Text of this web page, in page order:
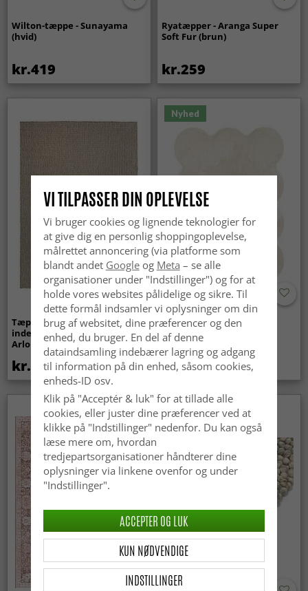
Wilton-tæppe - Sunayama
(hvid)
kr.419
Ryatæpper - Aranga Super
Soft Fur (brun)
kr.259
Tæpper til
indendørs/udendørs brug -
Arlo (beige)
kr.439
Nyhed
Bølget ryatæppe - Aranga
Super Soft Fur (beige)
kr.369
Nyhed
VI TILPASSER DIN OPLEVELSE
Vi bruger cookies og lignende teknologier for
at give dig en personlig shoppingoplevelse,
målrettet annoncering (via platforme som
blandt andet Googleog Meta – se alle
organisationer under "Indstillinger") og for at
holde vores websites pålidelige og sikre. Til
dette formål indsamler vi oplysninger om din
brug af websitet, dine præferencer og den
enhed, du bruger. En del af denne
dataindsamling indebærer lagring og adgang
til information på din enhed, såsom cookies,
enheds-ID osv.
Klik på "Acceptér & luk" for at tillade alle
cookies, eller juster dine præferencer ved at
klikke på "Indstillinger" nedenfor. Du kan også
læse mere om, hvordan
tredjepartsorganisationer håndterer dine
oplysninger via linkene ovenfor og under
"Indstillinger".
INDSTILLINGER
KUN NØDVENDIGE
ACCEPTER OG LUK